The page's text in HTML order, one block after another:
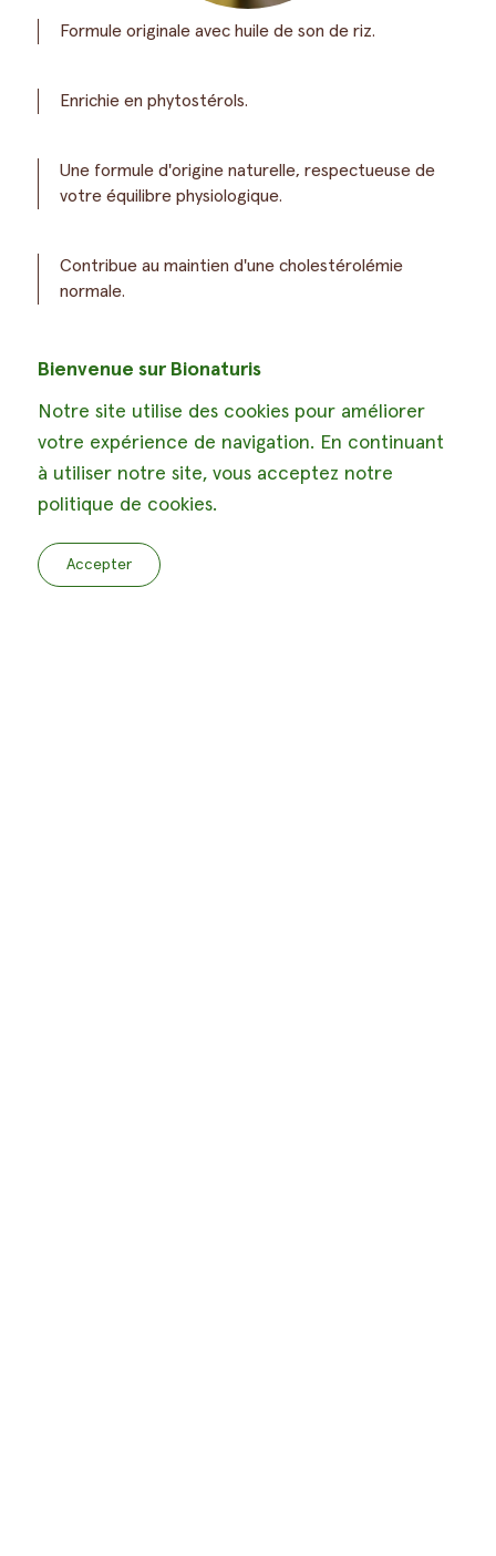
Bienvenue sur Bionaturis
Notre site utilise des cookies pour améliorer
votre expérience de navigation. En continuant
à utiliser notre site, vous acceptez notre
politique de cookies.
Accepter
Formule originale avec huile de son de riz.
Enrichie en phytostérols.
Une formule d'origine naturelle, respectueuse de
votre équilibre physiologique.
Contribue au maintien d'une cholestérolémie
normale.